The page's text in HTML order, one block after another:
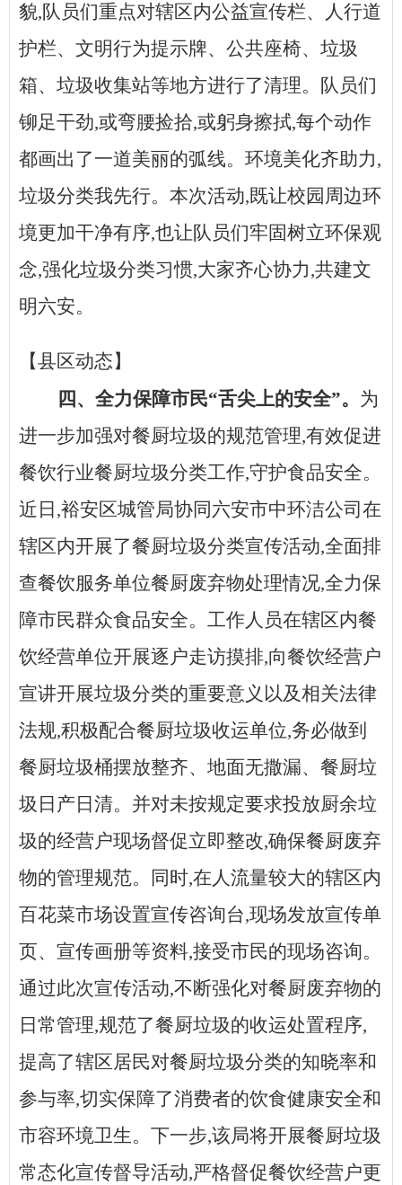
貌,队员们重点对辖区内公益宣传栏、人行道
护栏、文明行为提示牌、公共座椅、垃圾
箱、垃圾收集站等地方进行了清理。队员们
铆足干劲,或弯腰捡拾,或躬身擦拭,每个动作
都画出了一道美丽的弧线。环境美化齐助力,
垃圾分类我先行。本次活动,既让校园周边环
境更加干净有序,也让队员们牢固树立环保观
念,强化垃圾分类习惯,大家齐心协力,共建文
明六安。
【县区动态】
四、全力保障市民“舌尖上的安全”。 为
进一步加强对餐厨垃圾的规范管理,有效促进
餐饮行业餐厨垃圾分类工作,守护食品安全。
近日,裕安区城管局协同六安市中环洁公司在
辖区内开展了餐厨垃圾分类宣传活动,全面排
查餐饮服务单位餐厨废弃物处理情况,全力保
障市民群众食品安全。工作人员在辖区内餐
饮经营单位开展逐户走访摸排,向餐饮经营户
宣讲开展垃圾分类的重要意义以及相关法律
法规,积极配合餐厨垃圾收运单位,务必做到
餐厨垃圾桶摆放整齐、地面无撒漏、餐厨垃
圾日产日清。并对未按规定要求投放厨余垃
圾的经营户现场督促立即整改,确保餐厨废弃
物的管理规范。同时,在人流量较大的辖区内
百花菜市场设置宣传咨询台,现场发放宣传单
页、宣传画册等资料,接受市民的现场咨询。
通过此次宣传活动,不断强化对餐厨废弃物的
日常管理,规范了餐厨垃圾的收运处置程序,
提高了辖区居民对餐厨垃圾分类的知晓率和
参与率,切实保障了消费者的饮食健康安全和
市容环境卫生。下一步,该局将开展餐厨垃圾
常态化宣传督导活动,严格督促餐饮经营户更